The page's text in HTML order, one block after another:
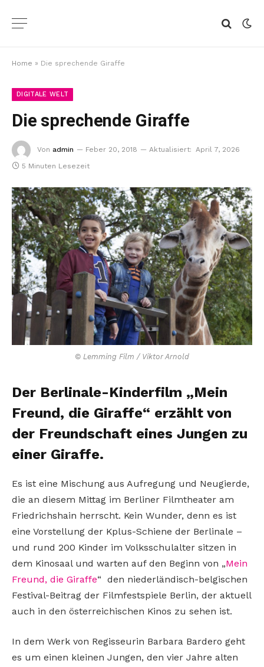
Home » Die sprechende Giraffe
DIGITALE WELT
Die sprechende Giraffe
Von admin Feber 20, 2018 Aktualisiert: April 7, 2026
5 Minuten Lesezeit
© Lemming Film / Viktor Arnold
Der Berlinale-Kinderfilm „Mein
Freund, die Giraffe“ erzählt von
der Freundschaft eines Jungen zu
einer Giraffe.
Es ist eine Mischung aus Aufregung und Neugierde,
die an diesem Mittag im Berliner Filmtheater am
Friedrichshain herrscht. Kein Wunder, denn es ist
eine Vorstellung der Kplus-Schiene der Berlinale –
und rund 200 Kinder im Volksschulalter sitzen in
dem Kinosaal und warten auf den Beginn von „Mein
Freund, die Giraffe“ den niederländisch-belgischen
Festival-Beitrag der Filmfestspiele Berlin, der aktuell
auch in den österreichischen Kinos zu sehen ist.
In dem Werk von Regisseurin Barbara Bardero geht
es um einen kleinen Jungen, den vier Jahre alten